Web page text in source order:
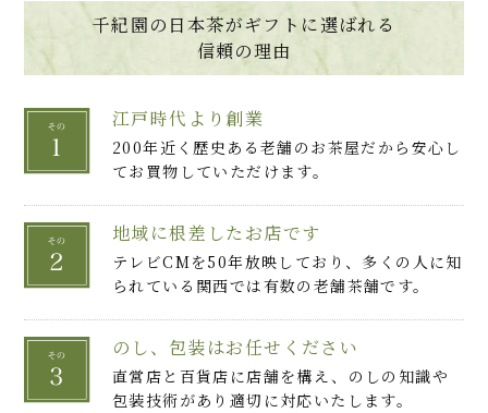
千紀園の日本茶がギフトに選ばれる
信頼の理由
江戸時代より創業
200年近く歴史ある老舗のお茶屋だから安心し
てお買物していただけます。
地域に根差したお店です
テレビCMを50年放映しており、多くの人に知
られている関西では有数の老舗茶舗です。
のし、包装はお任せください
直営店と百貨店に店舗を構え、のしの知識や
包装技術があり適切に対応いたします。